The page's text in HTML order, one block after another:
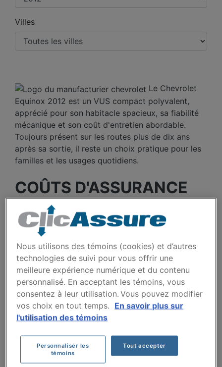
Villes
Le Chevrolet
Equinox 2012 est un VUS compact polyvalent,
apprécié pour son habitacle spacieux, sa fiabilité
mécanique et son coût d'entretien abordable.
Toujours présent sur les routes plus de dix ans
après sa sortie, il reste un choix pratique pour les
familles et les usages quotidiens.
COÛTS D'ASSURANCE
AUTO CHEVROLET
EQUINOX 2012 AU FIL
DES 5 DERNIÈRES
ANNÉES.
Entre 2021 et 2026, la prime moyenne pour le
Chevrolet Equinox 2012 diminue d'abord de 994 $
à 567 $ en 2024, avant de remonter à 739 $ en
du véhicule, tandis que la remontée récente peut
traduire une hausse générale des coûts de
réparation et d'assurance.
Nous utilisons des témoins (cookies) et d’autres
technologies de suivi pour vous offrir une
meilleure expérience numérique et du contenu
personnalisé. En acceptant les témoins, vous
consentez à leur utilisation. Vous pouvez modifier
vos choix en tout temps. En savoir plus sur
l'utilisation des témoins
Personnaliser les
témoins
Tout accepter